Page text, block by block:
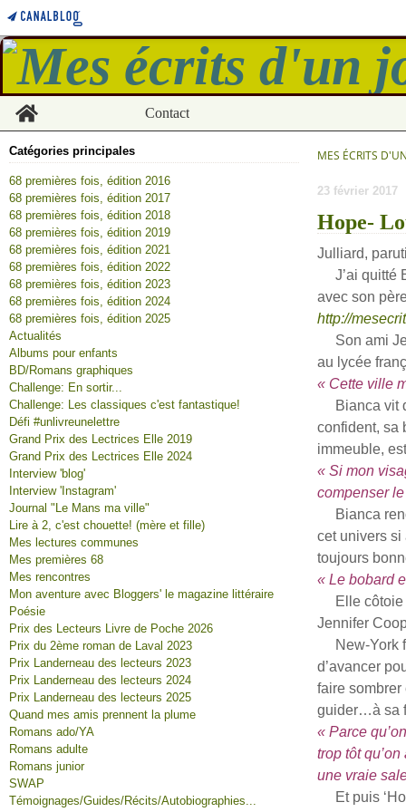
Home
Contact
Catégories principales
68 premières fois, édition 2016
68 premières fois, édition 2017
68 premières fois, édition 2018
68 premières fois, édition 2019
68 premières fois, édition 2021
68 premières fois, édition 2022
68 premières fois, édition 2023
68 premières fois, édition 2024
68 premières fois, édition 2025
Actualités
Albums pour enfants
BD/Romans graphiques
Challenge: En sortir...
Challenge: Les classiques c'est fantastique!
Défi #unlivreunelettre
Grand Prix des Lectrices Elle 2019
Grand Prix des Lectrices Elle 2024
Interview 'blog'
Interview 'Instagram'
Journal "Le Mans ma ville"
Lire à 2, c'est chouette! (mère et fille)
Mes lectures communes
Mes premières 68
Mes rencontres
Mon aventure avec Bloggers' le magazine littéraire
Poésie
Prix des Lecteurs Livre de Poche 2026
Prix du 2ème roman de Laval 2023
Prix Landerneau des lecteurs 2023
Prix Landerneau des lecteurs 2024
Prix Landerneau des lecteurs 2025
Quand mes amis prennent la plume
Romans ado/YA
Romans adulte
Romans junior
SWAP
Témoignages/Guides/Récits/Autobiographies...
MES ÉCRITS
23 février 2017
Hope-
Julliard,
J’ai quitté
avec son
http://
Son ami
au lycée
« Cette ville
Bianca vit
confident, sa
immeuble,
« Si mon
compenser
Bianca
cet univers si
toujours
« Le bobard
Elle côtoie
Jennifer
New-York
d’avancer
faire sombrer
guider…à sa
« Parce
trop tôt
une vraie
Et puis